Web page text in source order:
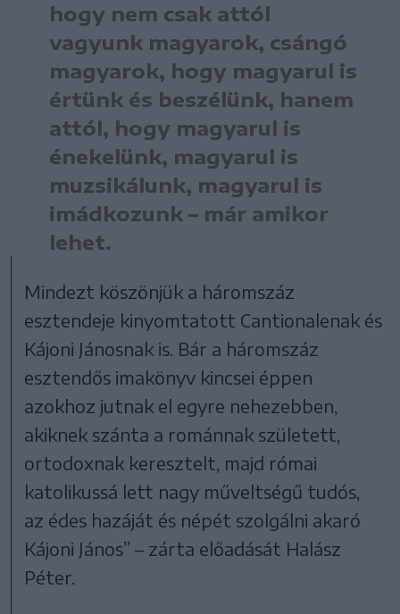
hogy nem csak attól
vagyunk magyarok, csángó
magyarok, hogy magyarul is
értünk és beszélünk, hanem
attól, hogy magyarul is
énekelünk, magyarul is
muzsikálunk, magyarul is
imádkozunk – már amikor
lehet.
Mindezt köszönjük a háromszáz
esztendeje kinyomtatott Cantionalenak és
Kájoni Jánosnak is. Bár a háromszáz
esztendős imakönyv kincsei éppen
azokhoz jutnak el egyre nehezebben,
akiknek szánta a románnak született,
ortodoxnak keresztelt, majd római
katolikussá lett nagy műveltségű tudós,
az édes hazáját és népét szolgálni akaró
Kájoni János” – zárta előadását Halász
Péter.